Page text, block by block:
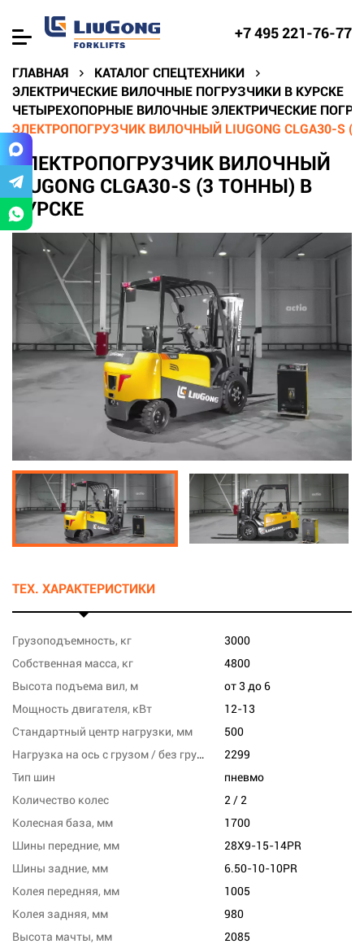
+7 495 221-76-77
ГЛАВНАЯ
КАТАЛОГ СПЕЦТЕХНИКИ
ЭЛЕКТРИЧЕСКИЕ ВИЛОЧНЫЕ ПОГРУЗЧИКИ В КУРСКЕ
ЧЕТЫРЕХОПОРНЫЕ ВИЛОЧНЫЕ ЭЛЕКТРИЧЕСКИЕ
ЭЛЕКТРОПОГРУЗЧИК ВИЛОЧНЫЙ LIUGONG CLGA30-S
ЭЛЕКТРОПОГРУЗЧИК ВИЛОЧНЫЙ
LIUGONG CLGA30-S (3 ТОННЫ) В
КУРСКЕ
ТЕХ. ХАРАКТЕРИСТИКИ
Грузоподъемность, кг
3000
Собственная масса, кг
4800
Высота подъема вил, м
от 3 до 6
Мощность двигателя, кВт
12-13
Стандартный центр нагрузки, мм
500
Нагрузка на ось с грузом / без груза, заднюю, кг
2299
Тип шин
пневмо
Количество колес
2 / 2
Колесная база, мм
1700
Шины передние, мм
28X9-15-14PR
Шины задние, мм
6.50-10-10PR
Колея передняя, мм
1005
Колея задняя, мм
980
Высота мачты, мм
2085